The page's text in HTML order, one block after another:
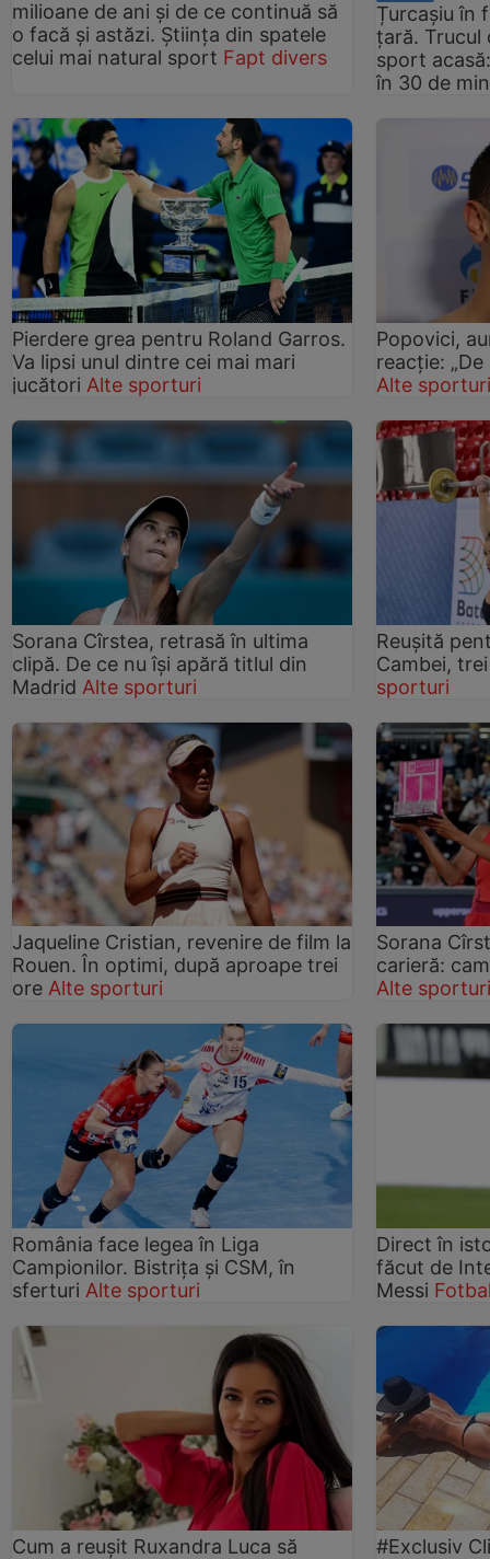
milioane de ani și de ce continuă să
o facă și astăzi. Știința din spatele
celui mai natural sport Fapt divers
Țurcașiu în
țară. Trucul
sport
în 30 de
Pierdere grea pentru Roland Garros.
Va lipsi unul dintre cei mai mari
jucători Alte sporturi
Popovici,
reacție:
Alte
Sorana Cîrstea, retrasă în ultima
clipă. De ce nu își apără titlul din
Madrid Alte sporturi
Reușită
Cambei,
sporturi
Jaqueline Cristian, revenire de film la
Rouen. În optimi, după aproape trei
ore Alte sporturi
Sorana
carieră:
Alte
România face legea în Liga
Campionilor. Bistrița și CSM, în
sferturi Alte sporturi
Direct în
făcut de
Messi
Cum a reușit Ruxandra Luca să
#Exclusiv